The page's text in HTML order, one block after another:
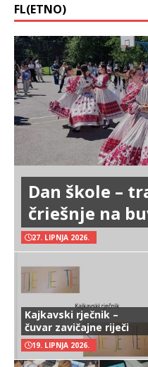
FL(ETNO)
Dan škole –
čriešnje na
27. LIPNJA 2026.
Kajkavski rječnik –
čuvar zavičajne riječi
19. LIPNJA 2026.